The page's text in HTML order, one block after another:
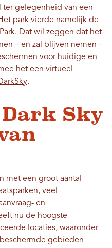
ter gelegenheid van een
park vierde namelijk de
Dat wil zeggen dat het
– en zal blijven nemen –
voor huidige en
het een virtueel
.
Sky
met een groot aantal
veel
en
nu de hoogste
locaties, waaronder
gebieden